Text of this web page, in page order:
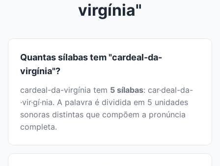
virgínia"
Quantas sílabas tem "cardeal-da-
virgínia"?
cardeal-da-virgínia tem 5 sílabas: car·deal-da-
·vir·gí·nia. A palavra é dividida em 5 unidades
sonoras distintas que compõem a pronúncia
completa.